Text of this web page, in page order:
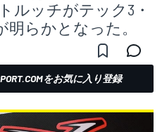
ルッチがテック3・
明らかとなった。
をお気に入り登録